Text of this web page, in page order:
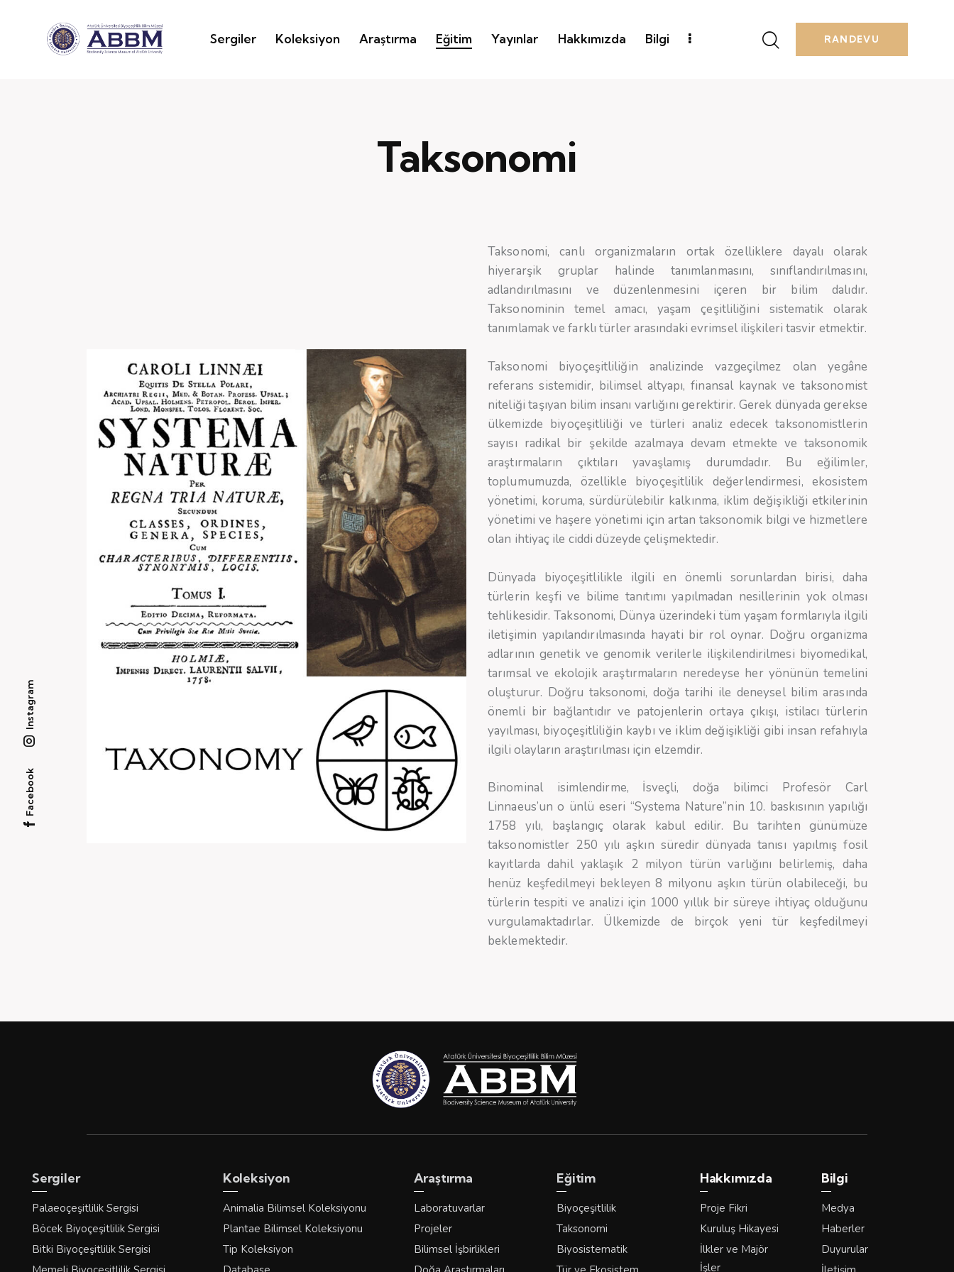
Sergiler Koleksiyon Araştırma Eğitim Yayınlar Hakkımızda Bilgi RANDEVU
Taksonomi
Taksonomi, canlı organizmaların ortak özelliklere dayalı olarak
hiyerarşik gruplar halinde tanımlanmasını, sınıflandırılmasını,
adlandırılmasını ve düzenlenmesini içeren bir bilim dalıdır.
Taksonominin temel amacı, yaşam çeşitliliğini sistematik olarak
tanımlamak ve farklı türler arasındaki evrimsel ilişkileri tasvir etmektir.
Taksonomi biyoçeşitliliğin analizinde vazgeçilmez olan yegâne
referans sistemidir, bilimsel altyapı, finansal kaynak ve taksonomist
niteliği taşıyan bilim insanı varlığını gerektirir. Gerek dünyada gerekse
ülkemizde biyoçeşitliliği ve türleri analiz edecek taksonomistlerin
sayısı radikal bir şekilde azalmaya devam etmekte ve taksonomik
araştırmaların çıktıları yavaşlamış durumdadır. Bu eğilimler,
toplumumuzda, özellikle biyoçeşitlilik değerlendirmesi, ekosistem
yönetimi, koruma, sürdürülebilir kalkınma, iklim değişikliği etkilerinin
yönetimi ve haşere yönetimi için artan taksonomik bilgi ve hizmetlere
olan ihtiyaç ile ciddi düzeyde çelişmektedir.
Dünyada biyoçeşitlilikle ilgili en önemli sorunlardan birisi, daha
türlerin keşfi ve bilime tanıtımı yapılmadan nesillerinin yok olması
tehlikesidir. Taksonomi, Dünya üzerindeki tüm yaşam formlarıyla ilgili
iletişimin yapılandırılmasında hayati bir rol oynar. Doğru organizma
adlarının genetik ve genomik verilerle ilişkilendirilmesi biyomedikal,
tarımsal ve ekolojik araştırmaların neredeyse her yönünün temelini
oluşturur. Doğru taksonomi, doğa tarihi ile deneysel bilim arasında
önemli bir bağlantıdır ve patojenlerin ortaya çıkışı, istilacı türlerin
yayılması, biyoçeşitliliğin kaybı ve iklim değişikliği gibi insan refahıyla
ilgili olayların araştırılması için elzemdir.
Binominal isimlendirme, İsveçli, doğa bilimci Profesör Carl
Linnaeus’un o ünlü eseri “Systema Nature”nin 10. baskısının yapılığı
1758 yılı, başlangıç olarak kabul edilir. Bu tarihten günümüze
taksonomistler 250 yılı aşkın süredir dünyada tanısı yapılmış fosil
kayıtlarda dahil yaklaşık 2 milyon türün varlığını belirlemiş, daha
henüz keşfedilmeyi bekleyen 8 milyonu aşkın türün olabileceği, bu
türlerin tespiti ve analizi için 1000 yıllık bir süreye ihtiyaç olduğunu
vurgulamaktadırlar. Ülkemizde de birçok yeni tür keşfedilmeyi
beklemektedir.
Sergiler
Palaeoçeşitlilik Sergisi
Böcek Biyoçeşitlilik Sergisi
Bitki Biyoçeşitlilik Sergisi
Koleksiyon
Animalia Bilimsel Koleksiyonu
Plantae Bilimsel Koleksiyonu
Tip Koleksiyon
Araştırma
Laboratuvarlar
Projeler
Bilimsel İşbirlikleri
Eğitim
Biyoçeşitlilik
Taksonomi
Biyosistematik
Hakkımızda
Proje Fikri
Kuruluş Hikayesi
İlkler ve Majör
İşler
Bilgi
Medya
Haberler
Duyurular
Facebook
Instagram